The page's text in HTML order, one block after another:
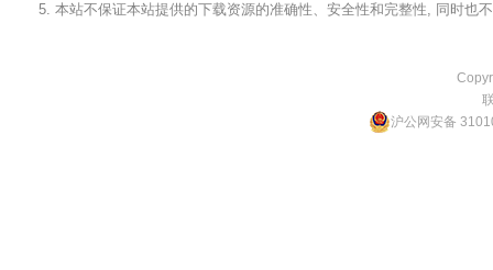
5. 本站不保证本站提供的下载资源的准确性、安全性和完整性, 同时也
沪公网安备